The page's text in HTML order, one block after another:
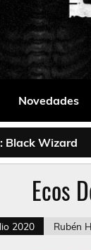
Novedades
Black Wizard
Ecos
2020 Rubén